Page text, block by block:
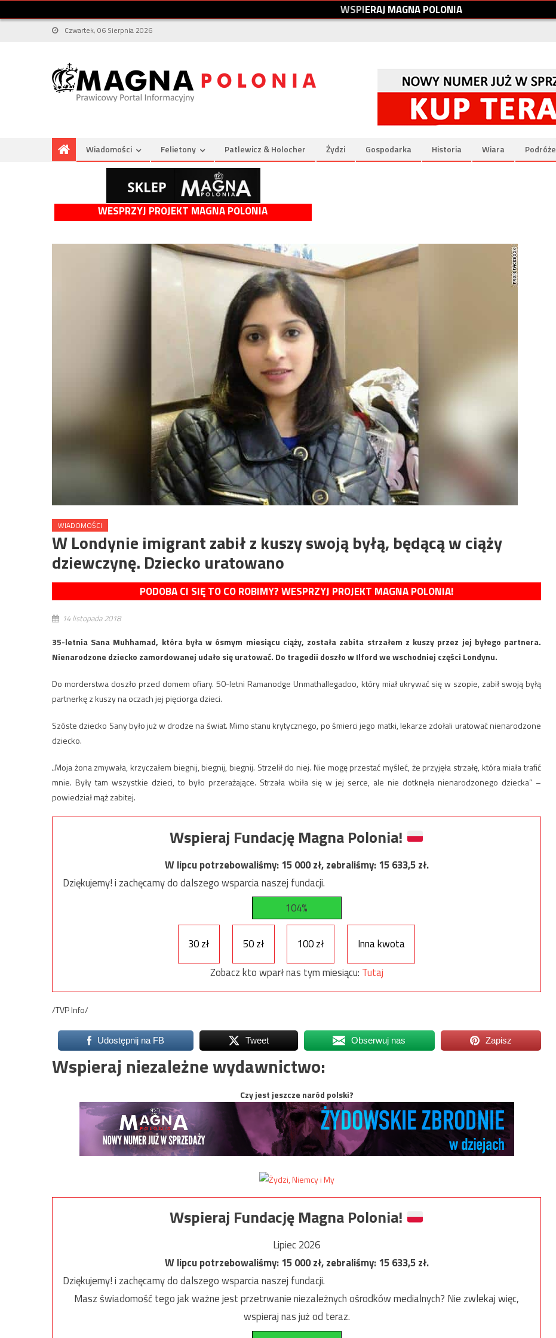
WSPIERAJMAGNAPOLONIA
Czwartek, 06 Sierpnia 2026
Wiadomości Felietony Patlewicz & Holocher Żydzi Gospodarka Historia Wiara Podróże
WESPRZYJ PROJEKT MAGNA POLONIA
WIADOMOŚCI
W Londynie imigrant zabił z kuszy swoją byłą, będącą w ciąży
dziewczynę. Dziecko uratowano
PODOBA CI SIĘ TO CO ROBIMY? WESPRZYJ PROJEKT MAGNA POLONIA!
14 listopada 2018
35-letnia Sana Muhhamad, która była w ósmym miesiącu ciąży, została zabita strzałem z kuszy przez jej byłego partnera.
Nienarodzone dziecko zamordowanej udało się uratować. Do tragedii doszło w Ilford we wschodniej części Londynu.
Do morderstwa doszło przed domem ofiary. 50-letni Ramanodge Unmathallegadoo, który miał ukrywać się w szopie, zabił swoją byłą
partnerkę z kuszy na oczach jej pięciorga dzieci.
Szóste dziecko Sany było już w drodze na świat. Mimo stanu krytycznego, po śmierci jego matki, lekarze zdołali uratować nienarodzone
dziecko.
„Moja żona zmywała, krzyczałem biegnij, biegnij, biegnij. Strzelił do niej. Nie mogę przestać myśleć, że przyjęła strzałę, która miała trafić
mnie. Były tam wszystkie dzieci, to było przerażające. Strzała wbiła się w jej serce, ale nie dotknęła nienarodzonego dziecka” –
powiedział mąż zabitej.
Wspieraj Fundację Magna Polonia!
W lipcu potrzebowaliśmy:15 000zł, zebraliśmy:15 633,5zł.
Dziękujemy! i zachęcamy do dalszego wsparcia naszej fundacji.
104%
30 zł 50 zł 100 zł
Inna kwota
Zobacz kto wparł nas tym miesiącu: Tutaj
/TVP Info/
Udostępnij na FB Tweet Obserwuj nas Zapisz
Wspieraj niezależne wydawnictwo:
Czy jest jeszcze naród polski?
Wspieraj Fundację Magna Polonia!
Lipiec 2026
W lipcu potrzebowaliśmy:15 000zł, zebraliśmy:15 633,5zł.
Dziękujemy! i zachęcamy do dalszego wsparcia naszej fundacji.
Masz świadomość tego jak ważne jest przetrwanie niezależnych ośrodków medialnych? Nie zwlekaj więc,
wspieraj nas już od teraz.